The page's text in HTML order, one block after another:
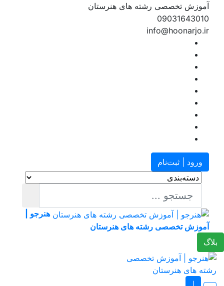
آموزش تخصصی رشته های هنرستان
09031643010
info@hoonarjo.ir
ورود | ثبت‌نام
هنرجو |
آموزش تخصصی رشته های هنرستان